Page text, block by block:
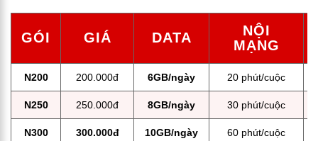
GÓI GIÁ DATA
NỘI
MẠNG
N200 200.000đ 6GB/ngày 20 phút/cuộc
N250 250.000đ 8GB/ngày 30 phút/cuộc
N300 300.000đ 10GB/ngày 60 phút/cuộc